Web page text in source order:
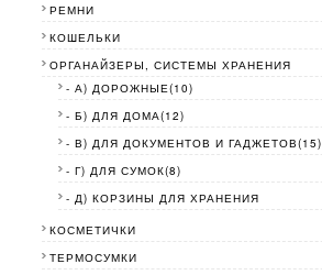
РЕМНИ
КОШЕЛЬКИ
ОРГАНАЙЗЕРЫ, СИСТЕМЫ ХРАНЕНИЯ
- А) ДОРОЖНЫЕ(10)
- Б) ДЛЯ ДОМА(12)
- В) ДЛЯ ДОКУМЕНТОВ И ГАДЖЕТОВ(15)
- Г) ДЛЯ СУМОК(8)
- Д) КОРЗИНЫ ДЛЯ ХРАНЕНИЯ
КОСМЕТИЧКИ
ТЕРМОСУМКИ